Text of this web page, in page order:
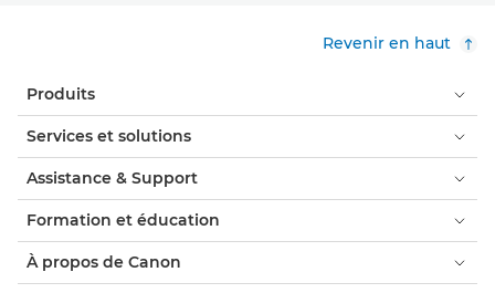
Revenir en haut
Produits
Services et solutions
Assistance & Support
Formation et éducation
À propos de Canon